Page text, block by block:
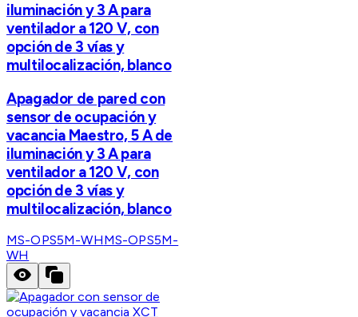
iluminación y 3 A para
ventilador a 120 V, con
opción de 3 vías y
multilocalización, blanco
Apagador de pared con
sensor de ocupación y
vacancia Maestro, 5 A de
iluminación y 3 A para
ventilador a 120 V, con
opción de 3 vías y
multilocalización, blanco
MS-OPS5M-WHMS-OPS5M-
WH